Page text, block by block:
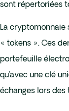
sont répertoriées
La cryptomonnaie
« tokens ». Ces
portefeuille
qu’avec une clé
échanges lors des